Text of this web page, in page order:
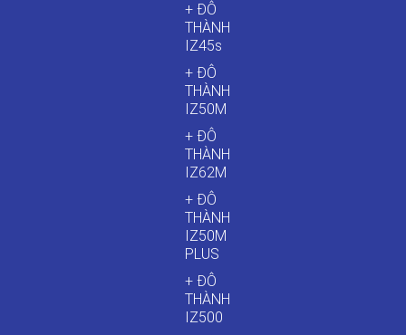
+ ĐÔ
THÀNH
IZ45s
+ ĐÔ
THÀNH
IZ50M
+ ĐÔ
THÀNH
IZ62M
+ ĐÔ
THÀNH
IZ50M
PLUS
+ ĐÔ
THÀNH
IZ500